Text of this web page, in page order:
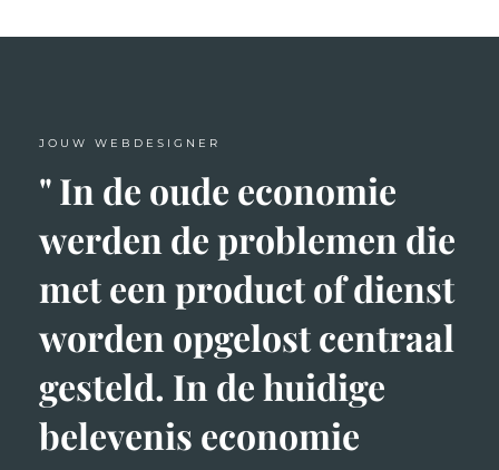
JOUW WEBDESIGNER
" In de oude economie
werden de problemen die
met een product of dienst
worden opgelost centraal
gesteld. In de huidige
belevenis economie